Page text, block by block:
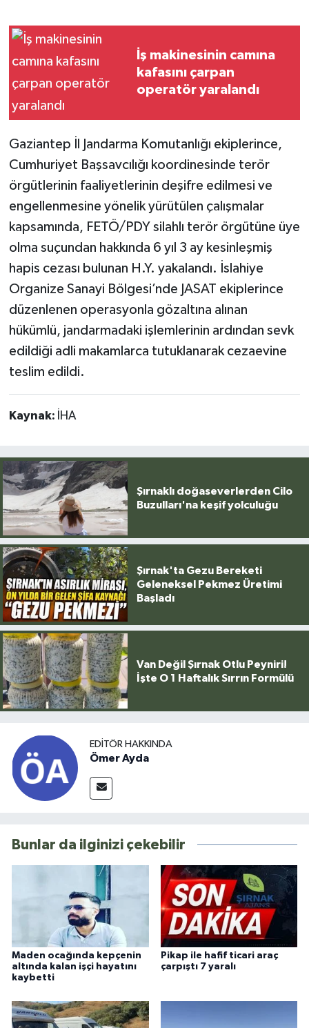
İş makinesinin camına
kafasını çarpan
operatör yaralandı
Gaziantep İl Jandarma Komutanlığı ekiplerince,
Cumhuriyet Başsavcılığı koordinesinde terör
örgütlerinin faaliyetlerinin deşifre edilmesi ve
engellenmesine yönelik yürütülen çalışmalar
kapsamında, FETÖ/PDY silahlı terör örgütüne üye
olma suçundan hakkında 6 yıl 3 ay kesinleşmiş
hapis cezası bulunan H.Y. yakalandı. İslahiye
Organize Sanayi Bölgesi’nde JASAT ekiplerince
düzenlenen operasyonla gözaltına alınan
hükümlü, jandarmadaki işlemlerinin ardından sevk
edildiği adli makamlarca tutuklanarak cezaevine
teslim edildi.
Kaynak: İHA
Şırnaklı doğaseverlerden Cilo
Buzulları'na keşif yolculuğu
Şırnak'ta Gezu Bereketi
Geleneksel Pekmez Üretimi
Başladı
Van Değil Şırnak Otlu Peyniri!
İşte O 1 Haftalık Sırrın Formülü
EDITÖR HAKKINDA
Ömer Ayda
Bunlar da ilginizi çekebilir
Maden ocağında kepçenin
altında kalan işçi hayatını
kaybetti
Pikap ile hafif ticari araç
çarpıştı 7 yaralı